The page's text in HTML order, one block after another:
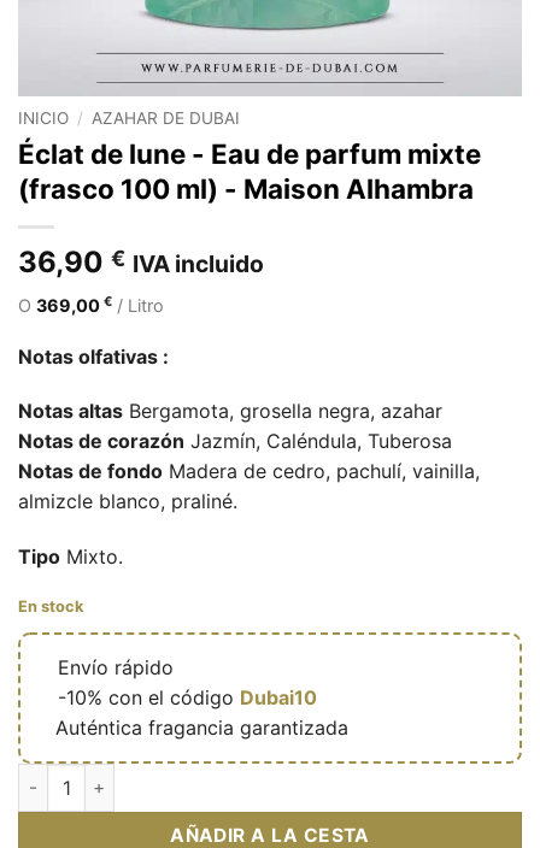
INICIO / AZAHAR DE DUBAI
Éclat de lune - Eau de parfum mixte
(frasco 100 ml) - Maison Alhambra
36,90 € IVA incluido
O 369,00 € / Litro
Notas olfativas :
Notas altas Bergamota, grosella negra, azahar
Notas de corazón Jazmín, Caléndula, Tuberosa
Notas de fondo Madera de cedro, pachulí, vainilla,
almizcle blanco, praliné.
Tipo Mixto.
En stock
Envío rápido
-10% con el código Dubai10
Auténtica fragancia garantizada
Éclat de lune - Eau de parfum mixte (flacon 100 ml) - Maison
AÑADIR A LA CESTA